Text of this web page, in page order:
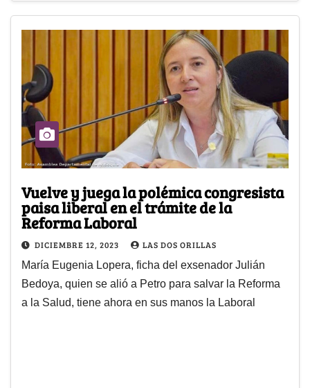
Vuelve y juega la polémica congresista
paisa liberal en el trámite de la
Reforma Laboral
DICIEMBRE 12, 2023 LAS DOS ORILLAS
María Eugenia Lopera, ficha del exsenador Julián
Bedoya, quien se alió a Petro para salvar la Reforma
a la Salud, tiene ahora en sus manos la Laboral